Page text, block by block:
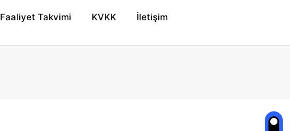
Faaliyet Takvimi KVKK İletişim